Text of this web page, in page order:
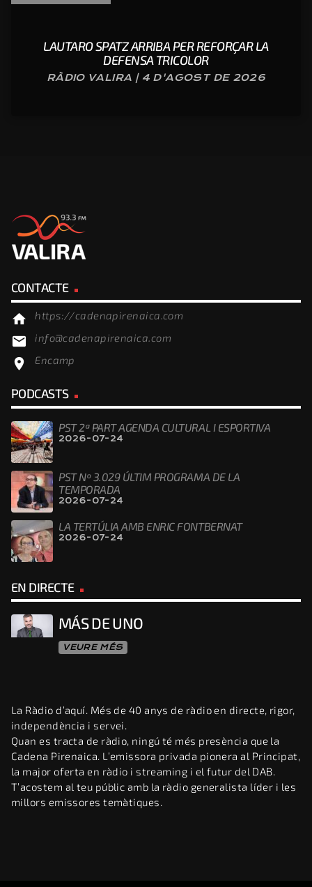
LAUTARO SPATZ ARRIBA PER REFORÇAR LA
DEFENSA TRICOLOR
RÀDIO VALIRA | 4 D'AGOST DE 2026
CONTACTE
home https://cadenapirenaica.com
email info@cadenapirenaica.com
location_on Encamp
PODCASTS
PST 2ª PART AGENDA CULTURAL I ESPORTIVA
2026-07-24
PST Nº 3.029 ÚLTIM PROGRAMA DE LA
TEMPORADA
2026-07-24
LA TERTÚLIA AMB ENRIC FONTBERNAT
2026-07-24
EN DIRECTE
MÁS DE UNO
VEURE MÉS
La Ràdio d’aquí. Més de 40 anys de ràdio en directe, rigor,
independència i servei.
Quan es tracta de ràdio, ningú té més presència que la
Cadena Pirenaica. L’emissora privada pionera al Principat,
la major oferta en ràdio i streaming i el futur del DAB.
T’acostem al teu públic amb la ràdio generalista líder i les
millors emissores temàtiques.